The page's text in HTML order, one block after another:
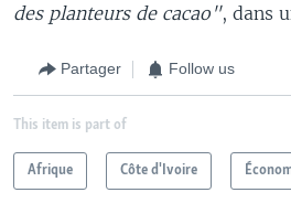
des planteurs de cacao", dans
Partager Follow us
This item is part of
Afrique Côte d'Ivoire